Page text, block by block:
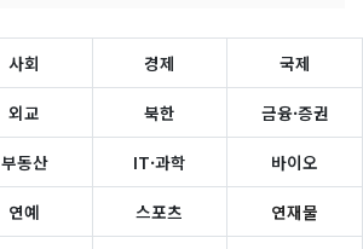
사회 경제 국제
외교 북한 금융·증권
부동산 IT·과학 바이오
연예 스포츠 연재물